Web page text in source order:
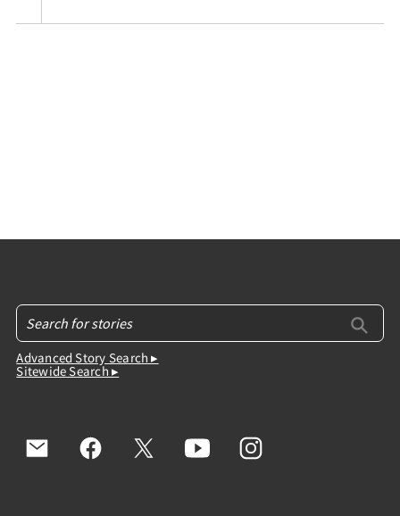
Advanced Story Search ▸
Sitewide Search ▸